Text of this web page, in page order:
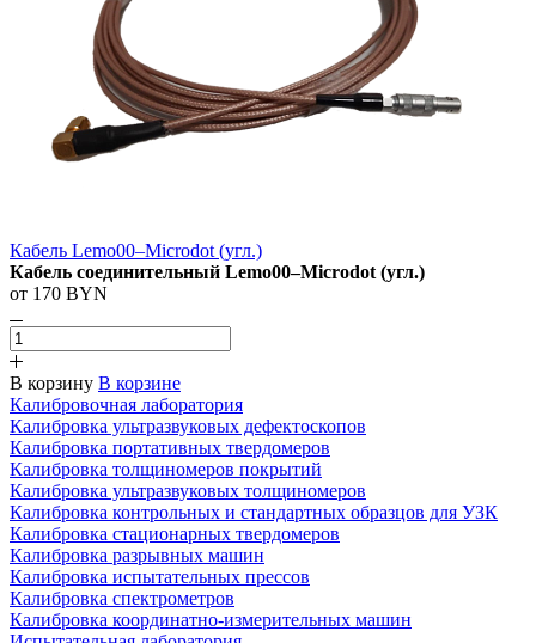
Кабель Lemo00–Microdot (угл.)
Кабель соединительный Lemo00–Microdot (угл.)
от 170 BYN
В корзину В корзине
Калибровочная лаборатория
Калибровка ультразвуковых дефектоскопов
Калибровка портативных твердомеров
Калибровка толщиномеров покрытий
Калибровка ультразвуковых толщиномеров
Калибровка контрольных и стандартных образцов для УЗК
Калибровка стационарных твердомеров
Калибровка разрывных машин
Калибровка испытательных прессов
Калибровка спектрометров
Калибровка координатно-измерительных машин